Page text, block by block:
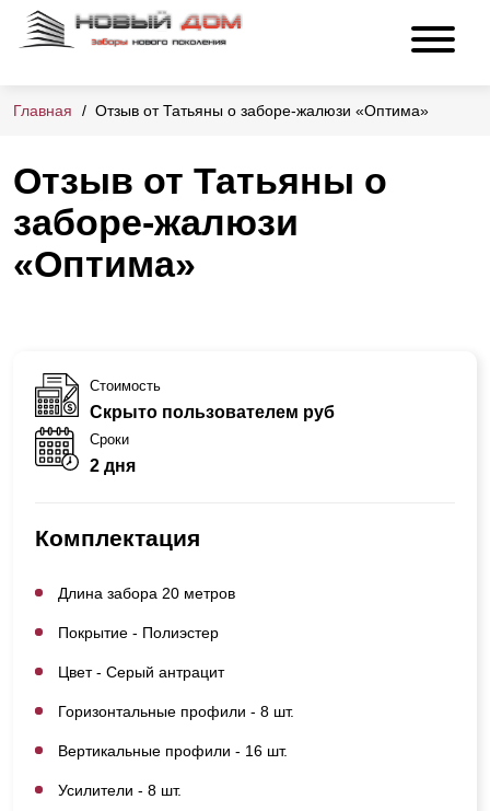
Главная Отзыв от Татьяны о заборе-жалюзи «Оптима»
Отзыв от Татьяны о
заборе-жалюзи
«Оптима»
Стоимость
Скрыто пользователем руб
Сроки
2 дня
Комплектация
Длина забора 20 метров
Покрытие - Полиэстер
Цвет - Серый антрацит
Горизонтальные профили - 8 шт.
Вертикальные профили - 16 шт.
Усилители - 8 шт.